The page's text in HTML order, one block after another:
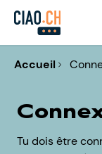
Accueil
Tu dois être